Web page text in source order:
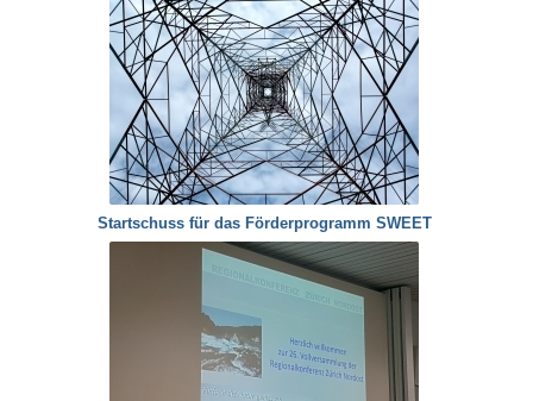
Startschuss für das Förderprogramm SWEET